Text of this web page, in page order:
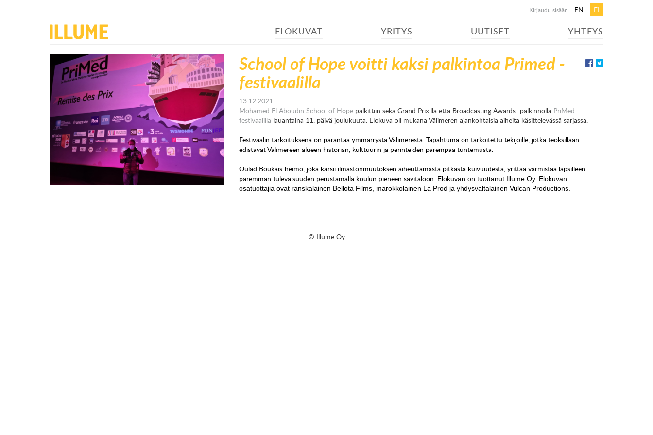
EN FI
Kirjaudu sisään
ELOKUVAT YRITYS UUTISET YHTEYS
School of Hope voitti kaksi palkintoa Primed -
festivaalilla
13.12.2021
Mohamed El Aboudin School of Hope palkittiin sekä Grand Prixilla että Broadcasting Awards -palkinnolla PriMed -
festivaalilla lauantaina 11. päivä joulukuuta. Elokuva oli mukana Välimeren ajankohtaisia aiheita käsittelevässä sarjassa.
Festivaalin tarkoituksena on parantaa ymmärrystä Välimerestä. Tapahtuma on tarkoitettu tekijöille, jotka teoksillaan
edistävät Välimereen alueen historian, kulttuurin ja perinteiden parempaa tuntemusta.
Oulad Boukais-heimo, joka kärsii ilmastonmuutoksen aiheuttamasta pitkästä kuivuudesta, yrittää varmistaa lapsilleen
paremman tulevaisuuden perustamalla koulun pieneen savitaloon. Elokuvan on tuottanut Illume Oy. Elokuvan
osatuottajia ovat ranskalainen Bellota Films, marokkolainen La Prod ja yhdysvaltalainen Vulcan Productions.
© Illume Oy